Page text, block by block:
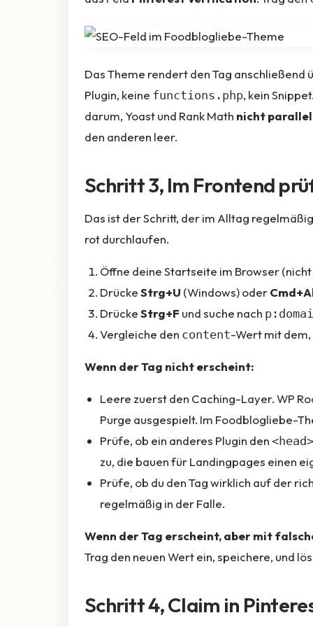
Das Theme rendert den Tag anschließend
Plugin, keine functions.php, kein
darum, Yoast und Rank Math nicht parallel
den anderen leer.
Schritt 3, Im Frontend
Das ist der Schritt, der im Alltag
rot durchlaufen.
Öffne deine Startseite im Browser
DrückeStrg+U (Windows) oder
DrückeStrg+F und suche nach
Vergleiche den content-Wert mit
Wenn der Tag nicht erscheint:
Leere zuerst den Caching-Layer. WP
Purge ausgespielt. Im Foodblogliebe-
Prüfe, ob ein anderes Plugin den
zu, die bauen für Landingpages einen
Prüfe, ob du den Tag wirklich auf der
regelmäßig in der Falle.
Wenn der Tag erscheint, aber mit
Trag den neuen Wert ein, speichere, und
Schritt 4, Claim in